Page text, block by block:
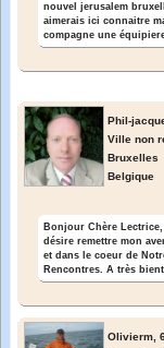
nouvel jerusalem
aimerais ici connaitre
compagne une
Phil-
Ville non
Bruxelles
Belgique
Bonjour Chère
désire remettre mon
et dans le coeur de
Rencontres. A très
Olivierm,